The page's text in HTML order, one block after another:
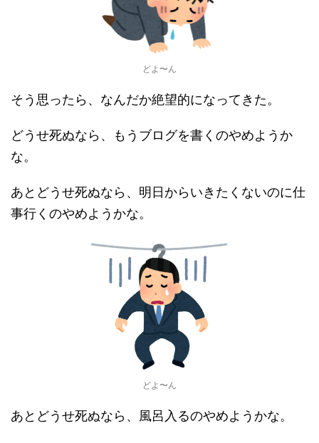
どよ〜ん
そう思ったら、なんだか絶望的になってきた。
どうせ死ぬなら、もうブログを書くのやめようか
な。
あとどうせ死ぬなら、明日からいきたくないのに仕
事行くのやめようかな。
どよ〜ん
あとどうせ死ぬなら、風呂入るのやめようかな。